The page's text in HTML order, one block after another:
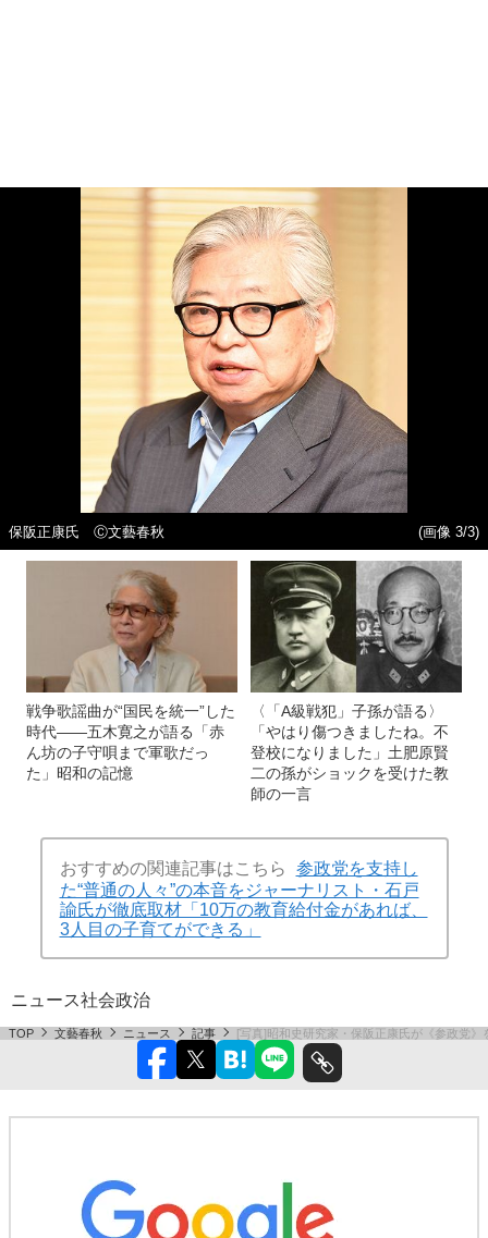
保阪正康氏 Ⓒ文藝春秋 (画像 3/3)
戦争歌謡曲が“国民を統一”した
時代――五木寛之が語る「赤
ん坊の子守唄まで軍歌だっ
た」昭和の記憶
〈「A級戦犯」子孫が語る〉
「やはり傷つきましたね。不
登校になりました」土肥原賢
二の孫がショックを受けた教
師の一言
おすすめの関連記事はこちら
参政党を支持し
た“普通の人々”の本音をジャーナリスト・石戸
諭氏が徹底取材「10万の教育給付金があれば、
3人目の子育てができる」
ニュース社会政治
TOP 文藝春秋 ニュース 記事 [写真]昭和史研究家・保阪正康氏が《参政党